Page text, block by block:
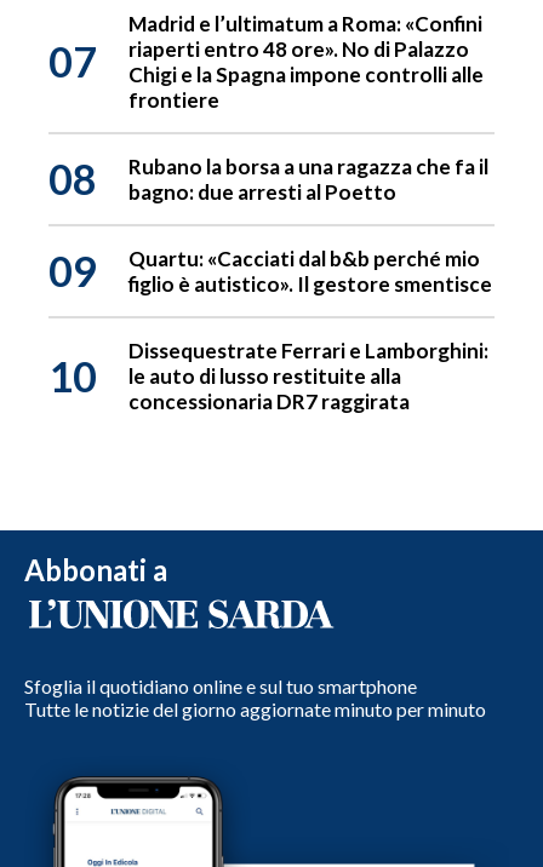
07
Madrid e l’ultimatum a Roma: «Confini
riaperti entro 48 ore». No di Palazzo
Chigi e la Spagna impone controlli alle
frontiere
08
Rubano la borsa a una ragazza che fa il
bagno: due arresti al Poetto
09
Quartu: «Cacciati dal b&b perché mio
figlio è autistico». Il gestore smentisce
10
Dissequestrate Ferrari e Lamborghini:
le auto di lusso restituite alla
concessionaria DR7 raggirata
Abbonati a
Sfoglia il quotidiano online e sul tuo smartphone
Tutte le notizie del giorno aggiornate minuto per minuto